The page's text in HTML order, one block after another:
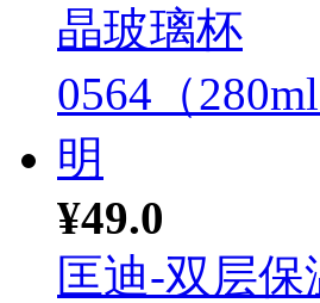
¥49.0
匡迪-双层